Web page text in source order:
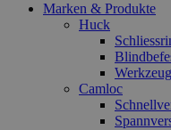
Marken & Produkte
Huck
Camloc